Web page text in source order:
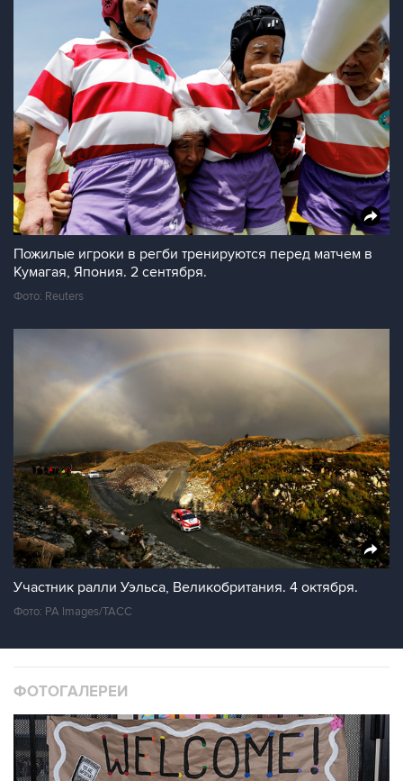
Пожилые игроки в регби тренируются перед матчем в
Кумагая, Япония. 2 сентября.
Фото: Reuters
Участник ралли Уэльса, Великобритания. 4 октября.
Фото: PA Images/ТАСС
ФОТОГАЛЕРЕИ